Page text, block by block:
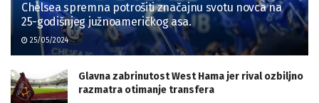
Chelsea spremna potrošiti značajnu svotu novca na
25-godišnjeg južnoameričkog asa.
25/05/2024
Glavna zabrinutost West Hama jer rival ozbiljno
razmatra otimanje transfera